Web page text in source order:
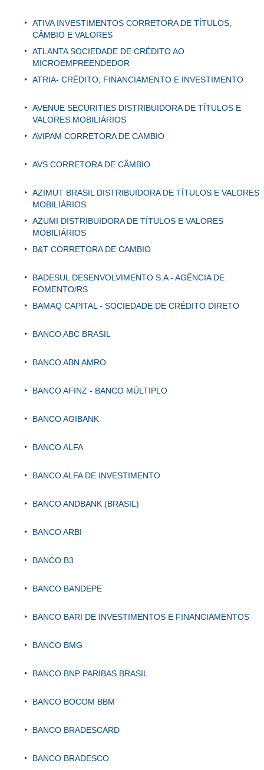
ATIVA INVESTIMENTOS CORRETORA DE TÍTULOS,
CÂMBIO E VALORES
ATLANTA SOCIEDADE DE CRÉDITO AO
MICROEMPREENDEDOR
ATRIA- CRÉDITO, FINANCIAMENTO E INVESTIMENTO
AVENUE SECURITIES DISTRIBUIDORA DE TÍTULOS E
VALORES MOBILIÁRIOS
AVIPAM CORRETORA DE CAMBIO
AVS CORRETORA DE CÂMBIO
AZIMUT BRASIL DISTRIBUIDORA DE TÍTULOS E VALORES
MOBILIÁRIOS
AZUMI DISTRIBUIDORA DE TÍTULOS E VALORES
MOBILIÁRIOS
B&T CORRETORA DE CAMBIO
BADESUL DESENVOLVIMENTO S.A - AGÊNCIA DE
FOMENTO/RS
BAMAQ CAPITAL - SOCIEDADE DE CRÉDITO DIRETO
BANCO ABC BRASIL
BANCO ABN AMRO
BANCO AFINZ - BANCO MÚLTIPLO
BANCO AGIBANK
BANCO ALFA
BANCO ALFA DE INVESTIMENTO
BANCO ANDBANK (BRASIL)
BANCO ARBI
BANCO B3
BANCO BANDEPE
BANCO BARI DE INVESTIMENTOS E FINANCIAMENTOS
BANCO BMG
BANCO BNP PARIBAS BRASIL
BANCO BOCOM BBM
BANCO BRADESCARD
BANCO BRADESCO